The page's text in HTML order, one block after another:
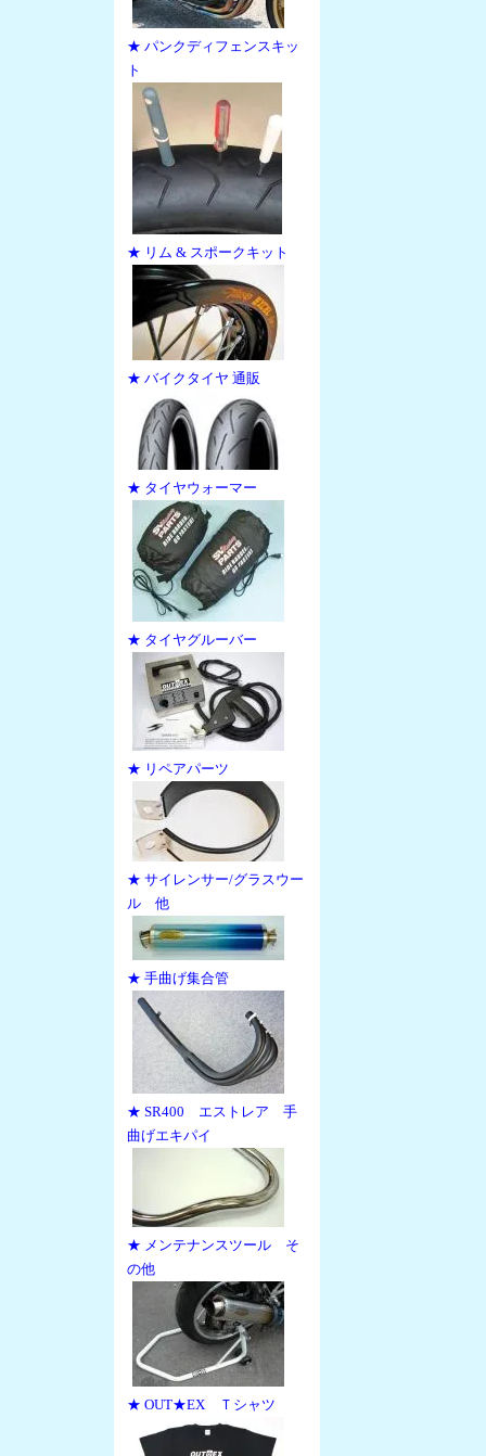
★ パンクディフェンスキッ
ト
★ リム & スポークキット
★ バイクタイヤ 通販
★ タイヤウォーマー
★ タイヤグルーバー
★ リペアパーツ
★ サイレンサー/グラスウー
ル 他
★ 手曲げ集合管
★ SR400 エストレア 手
曲げエキパイ
★ メンテナンスツール そ
の他
★ OUT★EX Ｔシャツ